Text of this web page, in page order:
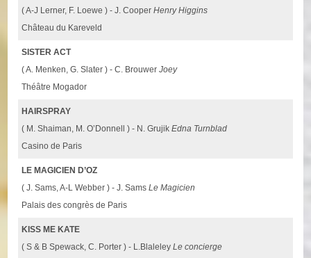
( A-J Lerner, F. Loewe ) - J. CooperHenry Higgins
Château du Kareveld
SISTER ACT
( A. Menken, G. Slater ) - C. BrouwerJoey
Théâtre Mogador
HAIRSPRAY
( M. Shaiman, M. O’Donnell ) - N. GrujikEdna Turnblad
Casino de Paris
LE MAGICIEN D’OZ
( J. Sams, A-L Webber ) - J. SamsLe Magicien
Palais des congrès de Paris
KISS ME KATE
( S & B Spewack, C. Porter ) - L.BlaleleyLe concierge